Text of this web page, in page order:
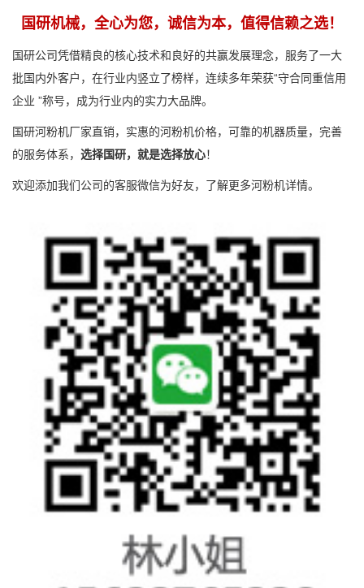
国研机械，全心为您，诚信为本，值得信赖之选！
国研公司凭借精良的核心技术和良好的共赢发展理念，服务了一大
批国内外客户，在行业内竖立了榜样，连续多年荣获“守合同重信用
企业 ”称号，成为行业内的实力大品牌。
国研河粉机厂家直销，实惠的河粉机价格，可靠的机器质量，完善
的服务体系， 选择国研，就是选择放心！
欢迎添加我们公司的客服微信为好友，了解更多河粉机详情。